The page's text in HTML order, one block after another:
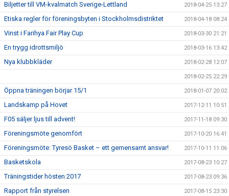
Biljetter till VM-kvalmatch Sverige-Lettland 2018-04-25 13:27
Etiska regler för föreningsbyten i Stockholmsdistriktet 2018-04-18 08:24
Vinst i Farihya Fair Play Cup 2018-03-30 21:21
En trygg idrottsmiljö 2018-03-16 13:42
Nya klubbkläder 2018-02-28 12:07
2018-02-25 22:29
Öppna träningen börjar 15/1 2018-01-07 20:02
Landskamp på Hovet 2017-12-11 10:51
F05 säljer ljus till advent! 2017-11-18 09:30
Föreningsmöte genomfört 2017-10-20 16:41
Föreningsmöte: Tyresö Basket – ett gemensamt ansvar! 2017-10-11 11:06
Basketskola 2017-08-23 10:27
Träningstider hösten 2017 2017-08-23 09:36
Rapport från styrelsen 2017-08-15 23:30